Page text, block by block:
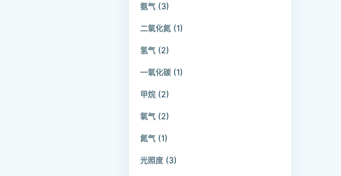
氨气 (3)
二氧化氮 (1)
氢气 (2)
一氧化碳 (1)
甲烷 (2)
氧气 (2)
氮气 (1)
光照度 (3)